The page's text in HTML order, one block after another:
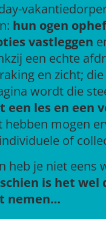
hun ogen
vastleggen
een echte
en zicht;
wordt die
een les en een
mogen
of
heb je niet eens
is het wel
nemen…